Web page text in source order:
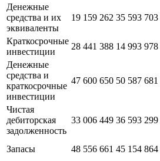
Денежные
средства и их
эквиваленты
19 159 262 35 593 703
Краткосрочные
инвестиции
28 441 388 14 993 978
Денежные
средства и
краткосрочные
инвестиции
47 600 650 50 587 681
Чистая
дебиторская
задолженность
33 006 449 36 593 299
Запасы 48 556 661 45 154 864